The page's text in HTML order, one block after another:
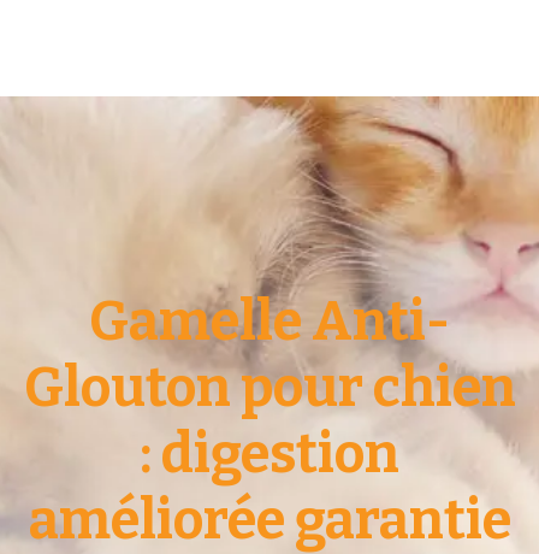
Gamelle Anti-
Glouton pour chien
: digestion
améliorée garantie